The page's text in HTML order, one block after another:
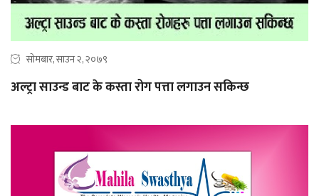
सोमबार, साउन २, २०७९
अल्ट्रा साउन्ड बाट के कस्ता रोग पत्ता लगाउन सकिन्छ